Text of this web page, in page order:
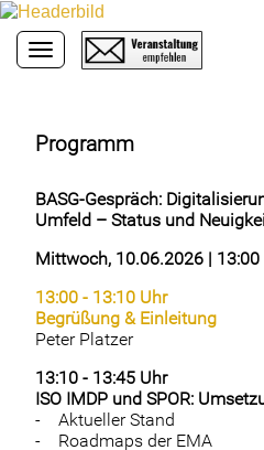
Toggle navigation
Programm
BASG-Gespräch:
Umfeld – Status und
Mittwoch, 10.06.2026 |
13:00 - 13:10 Uhr
Begrüßung & Einleitung
Peter Platzer
13:10 - 13:45 Uhr
ISO IMDP und SPOR:
- Aktueller Stand
- Roadmaps der EMA